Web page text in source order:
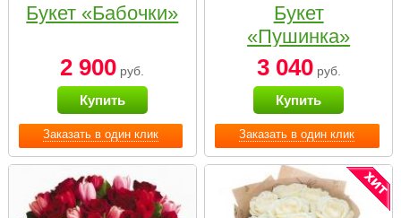
Заказать в один клик
Букет «Бабочки»
2 900 руб.
Купить
Заказать в один клик
Букет
«Пушинка»
3 040руб.
Купить